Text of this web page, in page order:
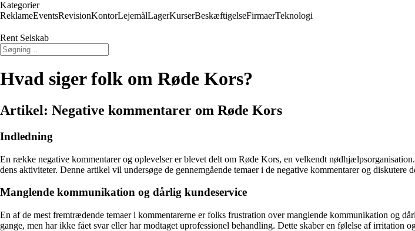
Kategorier
ReklameEventsRevisionKontorLejemålLagerKurserBeskæftigelseFirmaerTeknologi
Rent Selskab
Hvad siger folk om Røde Kors?
Artikel: Negative kommentarer om Røde Kors
Indledning
En række negative kommentarer og oplevelser er blevet delt om Røde Kors, en velkendt
dens aktiviteter. Denne artikel vil undersøge de gennemgående temaer i de negative kommentarer og
Manglende kommunikation og dårlig kundeservice
En af de mest fremtrædende temaer i kommentarerne er folks frustration over manglende kommunikation og
gange, men har ikke fået svar eller har modtaget uprofessionel behandling. Dette skaber en følelse af irritation